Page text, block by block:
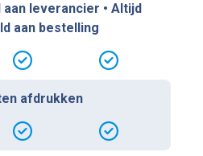
leverancier • Altijd
aan bestelling
afdrukken